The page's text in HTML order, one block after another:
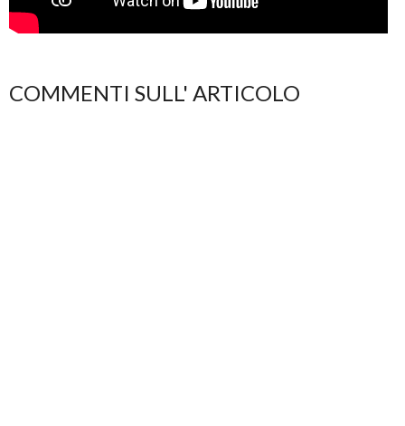
COMMENTI SULL' ARTICOLO